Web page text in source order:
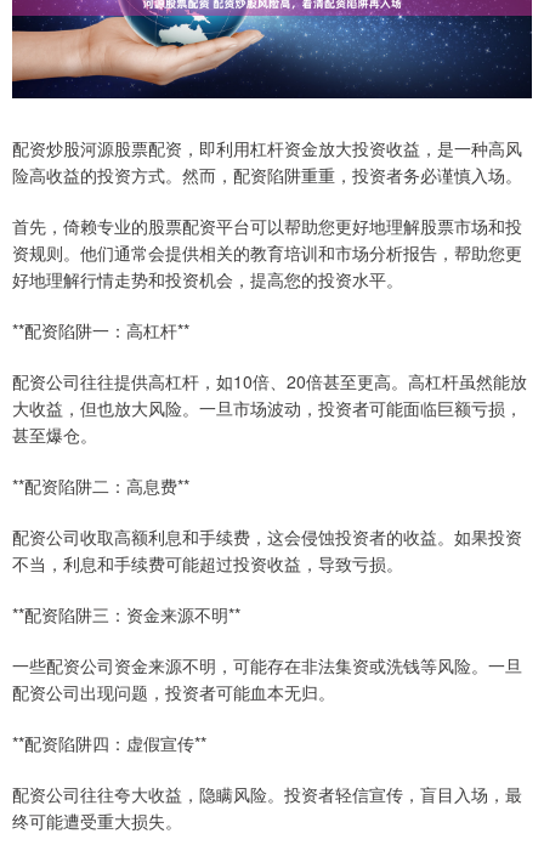
配资炒股河源股票配资，即利用杠杆资金放大投资收益，是一种高风
险高收益的投资方式。然而，配资陷阱重重，投资者务必谨慎入场。
首先，倚赖专业的股票配资平台可以帮助您更好地理解股票市场和投
资规则。他们通常会提供相关的教育培训和市场分析报告，帮助您更
好地理解行情走势和投资机会，提高您的投资水平。
**配资陷阱一：高杠杆**
配资公司往往提供高杠杆，如10倍、20倍甚至更高。高杠杆虽然能放
大收益，但也放大风险。一旦市场波动，投资者可能面临巨额亏损，
甚至爆仓。
**配资陷阱二：高息费**
配资公司收取高额利息和手续费，这会侵蚀投资者的收益。如果投资
不当，利息和手续费可能超过投资收益，导致亏损。
**配资陷阱三：资金来源不明**
一些配资公司资金来源不明，可能存在非法集资或洗钱等风险。一旦
配资公司出现问题，投资者可能血本无归。
**配资陷阱四：虚假宣传**
配资公司往往夸大收益，隐瞒风险。投资者轻信宣传，盲目入场，最
终可能遭受重大损失。